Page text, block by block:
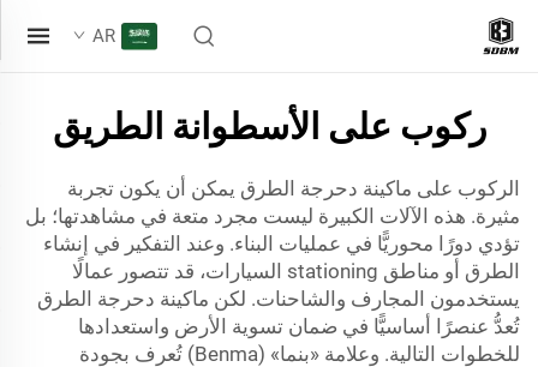
AR
ركوب على الأسطوانة الطريق
الركوب على ماكينة دحرجة الطرق يمكن أن يكون تجربة
مثيرة. هذه الآلات الكبيرة ليست مجرد متعة في مشاهدتها؛ بل
تؤدي دورًا محوريًّا في عمليات البناء. وعند التفكير في إنشاء
الطرق أو مناطق stationing السيارات، قد تتصور عمالًا
يستخدمون المجارف والشاحنات. لكن ماكينة دحرجة الطرق
تُعدُّ عنصرًا أساسيًّا في ضمان تسوية الأرض واستعدادها
للخطوات التالية. وعلامة «بنما» (Benma) تُعرف بجودة